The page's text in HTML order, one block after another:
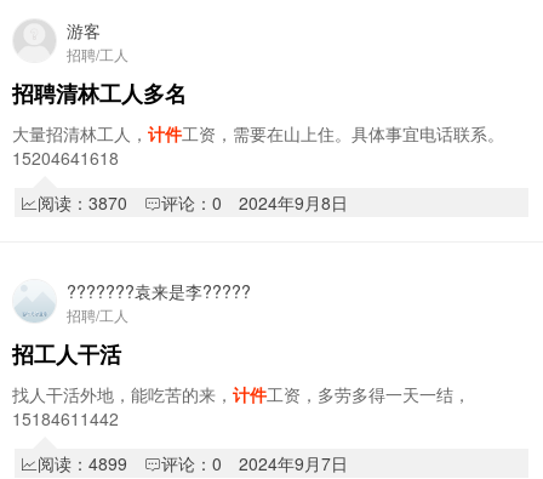
游客
招聘/工人
招聘清林工人多名
大量招清林工人， 计件工资，需要在山上住。具体事宜电话联系。
15204641618
阅读：3870
评论：0 2024年9月8日
???????袁来是李?????
招聘/工人
招工人干活
找人干活外地，能吃苦的来， 计件工资，多劳多得一天一结，
15184611442
阅读：4899
评论：0 2024年9月7日